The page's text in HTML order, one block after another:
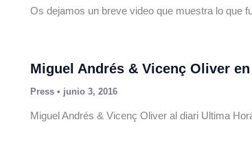
Os dejamos un breve video que muestra lo que
Miguel Andrés & Vicenç Oliver
Press • junio 3, 2016
Miguel Andrés & Vicenç Oliver al diari Ultima